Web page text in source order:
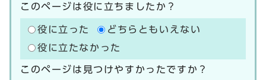
このページは役に立ちましたか？
役に立った
どちらともいえない
役に立たなかった
このページは見つけやすかったですか？